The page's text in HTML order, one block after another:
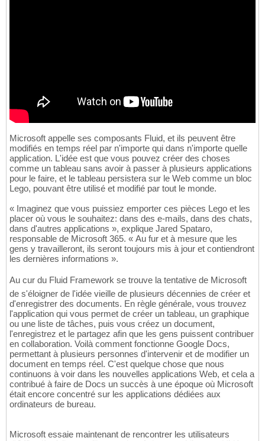
Microsoft appelle ses composants Fluid, et ils peuvent être
modifiés en temps réel par n'importe qui dans n'importe quelle
application. L'idée est que vous pouvez créer des choses
comme un tableau sans avoir à passer à plusieurs applications
pour le faire, et le tableau persistera sur le Web comme un bloc
Lego, pouvant être utilisé et modifié par tout le monde.
« Imaginez que vous puissiez emporter ces pièces Lego et les
placer où vous le souhaitez: dans des e-mails, dans des chats,
dans d'autres applications », explique Jared Spataro,
responsable de Microsoft 365. « Au fur et à mesure que les
gens y travailleront, ils seront toujours mis à jour et contiendront
les dernières informations ».
Au cur du Fluid Framework se trouve la tentative de Microsoft
de s'éloigner de l'idée vieille de plusieurs décennies de créer et
d'enregistrer des documents. En règle générale, vous trouvez
l'application qui vous permet de créer un tableau, un graphique
ou une liste de tâches, puis vous créez un document,
l'enregistrez et le partagez afin que les gens puissent contribuer
en collaboration. Voilà comment fonctionne Google Docs,
permettant à plusieurs personnes d'intervenir et de modifier un
document en temps réel. C'est quelque chose que nous
continuons à voir dans les nouvelles applications Web, et cela a
contribué à faire de Docs un succès à une époque où Microsoft
était encore concentré sur les applications dédiées aux
ordinateurs de bureau.
Microsoft essaie maintenant de rencontrer les utilisateurs